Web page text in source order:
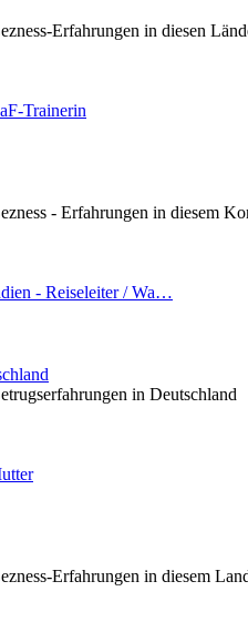
Erfahrungen in diesen
Trainerin
- Erfahrungen in diesem
- Reiseleiter / Wa…
in Deutschland
Erfahrungen in diesem